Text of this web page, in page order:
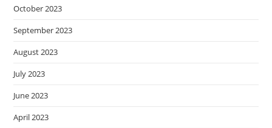
October 2023
September 2023
August 2023
July 2023
June 2023
April 2023